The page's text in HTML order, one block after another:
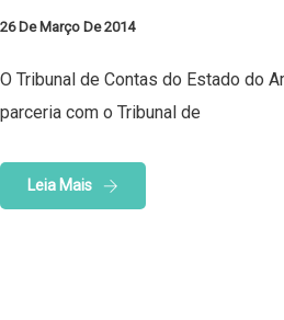
26 De Março De 2014
O Tribunal de Contas do Estado do
parceria com o Tribunal de
Leia Mais